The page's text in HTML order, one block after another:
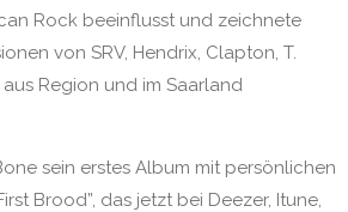
Rock beeinflusst und zeichnete
von SRV, Hendrix, Clapton, T.
Region und im Saarland
sein erstes Album mit persönlichen
Brood”, das jetzt bei Deezer, Itune,